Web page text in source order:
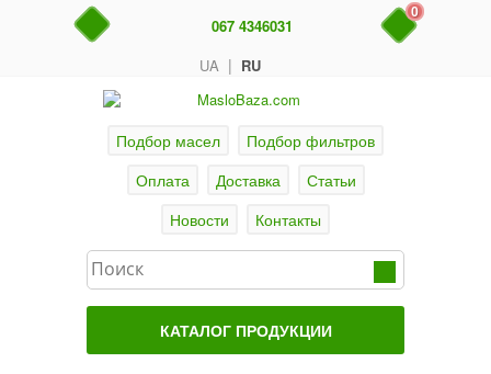
UA | RU
067 4346031
0
Подбор масел
Подбор фильтров
Оплата
Доставка
Статьи
Новости
Контакты
КАТАЛОГ ПРОДУКЦИИ